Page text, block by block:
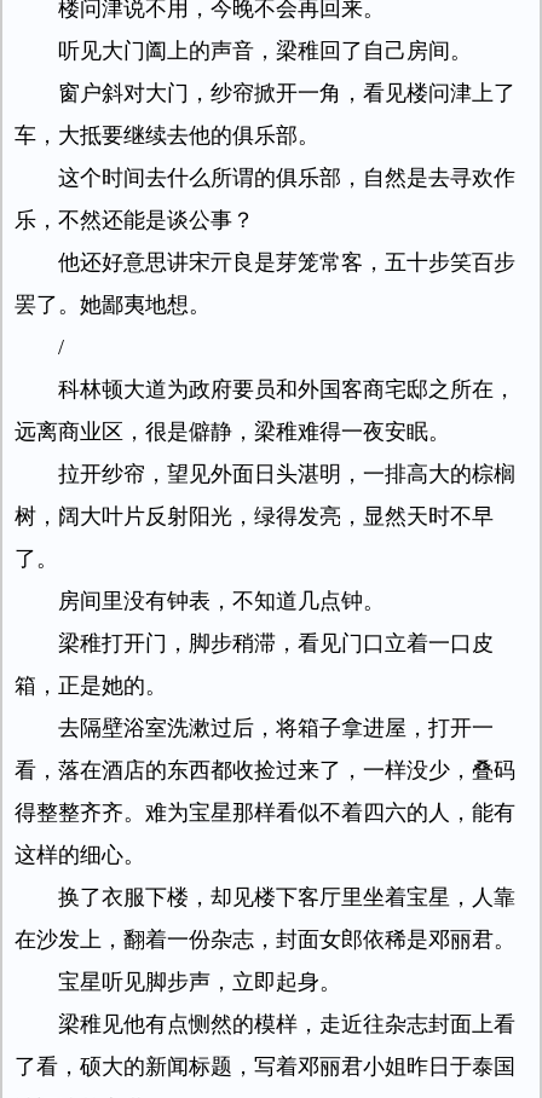
楼问津说不用，今晚不会再回来。
听见大门阖上的声音，梁稚回了自己房间。
窗户斜对大门，纱帘掀开一角，看见楼问津上了
车，大抵要继续去他的俱乐部。
这个时间去什么所谓的俱乐部，自然是去寻欢作
乐，不然还能是谈公事？
他还好意思讲宋亓良是芽笼常客，五十步笑百步
罢了。她鄙夷地想。
/
科林顿大道为政府要员和外国客商宅邸之所在，
远离商业区，很是僻静，梁稚难得一夜安眠。
拉开纱帘，望见外面日头湛明，一排高大的棕榈
树，阔大叶片反射阳光，绿得发亮，显然天时不早
了。
房间里没有钟表，不知道几点钟。
梁稚打开门，脚步稍滞，看见门口立着一口皮
箱，正是她的。
去隔壁浴室洗漱过后，将箱子拿进屋，打开一
看，落在酒店的东西都收捡过来了，一样没少，叠码
得整整齐齐。难为宝星那样看似不着四六的人，能有
这样的细心。
换了衣服下楼，却见楼下客厅里坐着宝星，人靠
在沙发上，翻着一份杂志，封面女郎依稀是邓丽君。
宝星听见脚步声，立即起身。
梁稚见他有点恻然的模样，走近往杂志封面上看
了看，硕大的新闻标题，写着邓丽君小姐昨日于泰国